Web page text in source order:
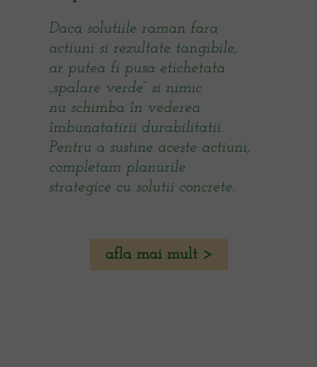
afla mai mult >
Daca solutiile raman fara
actiuni si rezultate tangibile,
ar putea fi pusa etichetata
„spalare verde” si nimic
nu schimba în vederea
îmbunatatirii durabilitatii.
Pentru a sustine aceste actiuni,
completam planurile
strategice cu solutii concrete.